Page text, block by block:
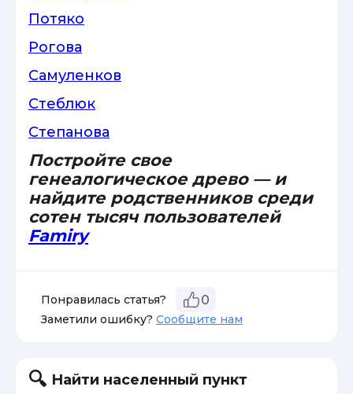
Потяко
Рогова
Самуленков
Стеблюк
Степанова
Постройте свое
генеалогическое древо — и
найдите родственников среди
сотен тысяч пользователей
Famiry
Понравилась статья? 0
Заметили ошибку? Сообщите нам
Найти населенный пункт